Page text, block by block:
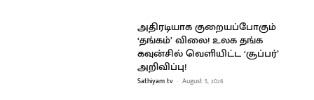
அதிரடியாக குறையப்போகும்
‘தங்கம்’ விலை! உலக தங்க
கவுன்சில் வெளியிட்ட ‘சூப்பர்’
அறிவிப்பு!
Sathiyam tv - August 5, 2026